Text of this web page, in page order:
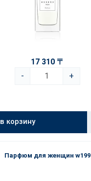
17 310 〒
-
+
в корзину
Парфюм для женщин w199